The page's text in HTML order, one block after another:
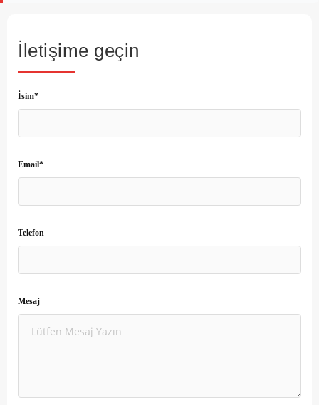
İletişime geçin
İsim*
Email*
Telefon
Mesaj